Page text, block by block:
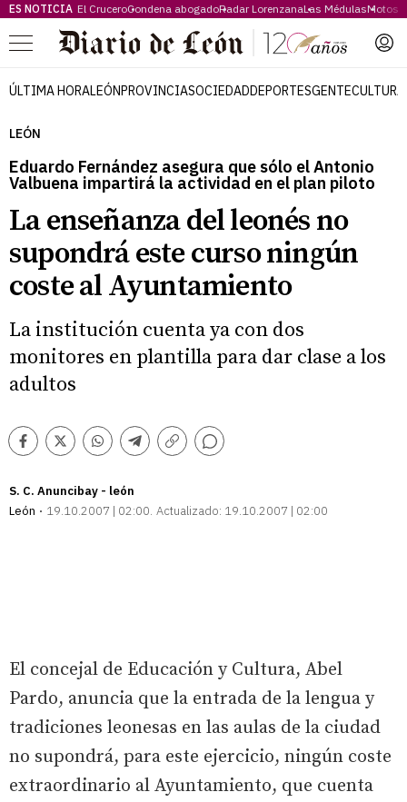
ES NOTICIA El CruceroCondena abogadoRadar LorenzanaLas MédulasMotos
Menú
ÚLTIMA HORALEÓNPROVINCIASOCIEDADDEPORTESGENTECULTURA
LEÓN
Eduardo Fernández asegura que sólo el Antonio
Valbuena impartirá la actividad en el plan piloto
La enseñanza del leonés no
supondrá este curso ningún
coste al Ayuntamiento
La institución cuenta ya con dos
monitores en plantilla para dar clase a los
adultos
Facebook
TwitterWhatsappTelegram
Copiar
Comentarios
S. C. Anuncibay - león
León
19.10.2007 | 02:00 Actualizado: 19.10.2007 | 02:00
El concejal de Educación y Cultura, Abel
Pardo, anuncia que la entrada de la lengua y
tradiciones leonesas en las aulas de la ciudad
no supondrá, para este ejercicio, ningún coste
extraordinario al Ayuntamiento, que cuenta